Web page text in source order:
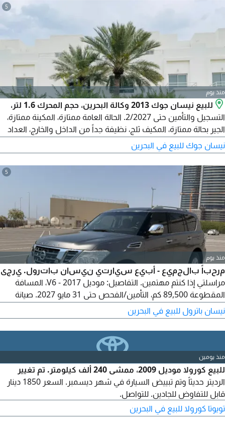
5
منذ يوم
للبيع نيسان جوك 2013 وكالة البحرين، حجم المحرك 1.6 لتر،
التسجيل والتأمين حتى 2/2027. الحالة العامة ممتازة، المكينة ممتازة،
الجير بحالة ممتازة، المكيف ثلج، نظيفة جداً من الداخل والخارج، العداد
108000 كم. ما تحتاج شيء، طق سلف وتوكل. تمت صيانة السيارة
بالكامل. السعر 2000 دينار وقابل للتفاوض بشكل معقول. شرط
الفحص أولاً. واتساب / اتصال.
نيسان جوك للبيع في البحرين
5
منذ يوم
مرحباً بالجميع - أبيع سيارتي نيسان باترول. يرجى
مراسلتي إذا كنتم مهتمين. التفاصيل: موديل 2017 - V6، المسافة
المقطوعة 89,500 كم، التأمين/الفحص حتى 31 مايو 2027. صيانة
الوكالة وفي حالة ممتازة.
نيسان باترول للبيع في البحرين
منذ يومين
للبيع كورولا موديل 2009، ممشى 240 ألف كيلومتر. تم تغيير
الرديتر حديثاً وتم تبييض السيارة في شهر ديسمبر. السعر 1850 دينار
قابل للتفاوض للجادين. للتواصل.
تويوتا كورولا للبيع في البحرين